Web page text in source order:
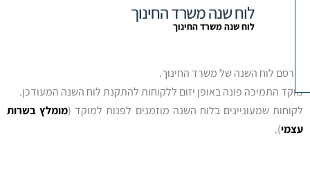
לוח שנה משרד החינוך
לוח שנה משרד החינוך
לוח השנה של משרד החינוך.
התמיכה פונה באופן יזום ללקוחות להתקנת לוח השנה המעודכן.
שמעוניינים בלוח השנה מוזמנים לפנות למוקד (מומלץ בשרות
).